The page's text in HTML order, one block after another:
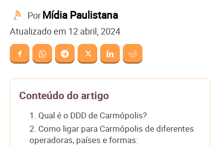
PorMídia Paulistana
Atualizado em 12 abril, 2024
Conteúdo do artigo
1. Qual é o DDD de Carmópolis?
2. Como ligar para Carmópolis de diferentes
operadoras, países e formas: